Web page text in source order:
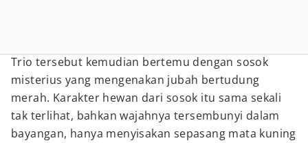
Trio tersebut kemudian bertemu dengan sosok
misterius yang mengenakan jubah bertudung
merah. Karakter hewan dari sosok itu sama sekali
tak terlihat, bahkan wajahnya tersembunyi dalam
bayangan, hanya menyisakan sepasang mata kuning